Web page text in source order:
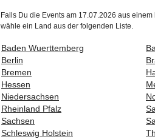
Falls Du die Events am 17.07.2026 aus
wähle ein Land aus der folgenden Liste.
Baden Wuerttemberg
Berlin
Bremen
Hessen
Niedersachsen
Rheinland Pfalz
Sachsen
Schleswig Holstein